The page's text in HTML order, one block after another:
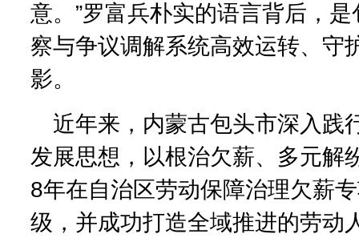
意。”罗富兵朴实的语言背后，
察与争议调解系统高效运转、守
影。
近年来，内蒙古包头市深入践
发展思想，以根治欠薪、多元解
8年在自治区劳动保障治理欠薪
级，并成功打造全域推进的劳动